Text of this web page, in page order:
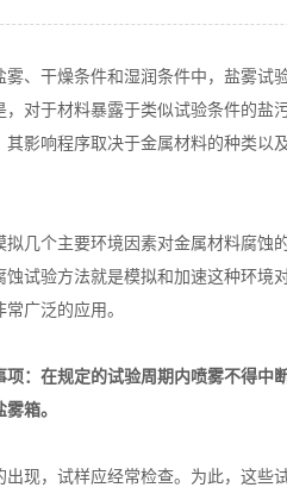
干燥条件和湿润条件中，盐雾试
，对于材料暴露于类似试验条件的
影响程序取决于金属材料的种类
个主要环境因素对金属材料腐蚀
试验方法就是模拟和加速这种环
广泛的应用。
：在规定的试验周期内喷雾不得
箱。
，试样应经常检查。为此，这些